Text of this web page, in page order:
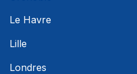
Le Havre
Lille
Londres